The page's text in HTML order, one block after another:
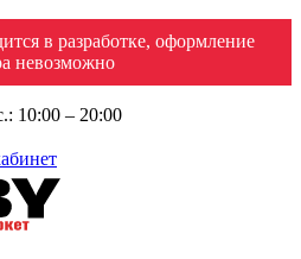
в разработке, оформление
невозможно
10:00 – 20:00